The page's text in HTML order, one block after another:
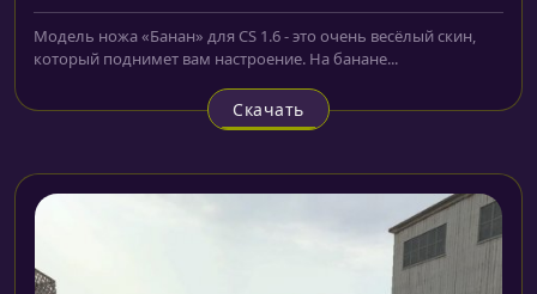
Модель ножа «Банан» для CS 1.6 - это очень весёлый скин,
который поднимет вам настроение. На банане...
Скачать